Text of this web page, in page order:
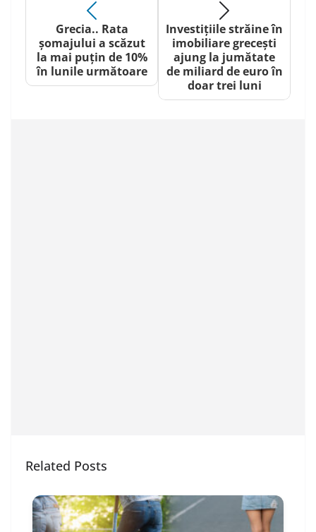
Grecia.. Rata
șomajului a scăzut
la mai puțin de 10%
în lunile următoare
Investițiile străine în
imobiliare grecești
ajung la jumătate
de miliard de euro în
doar trei luni
Related Posts